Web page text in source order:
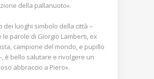
della pallanuoto».
dei luoghi simbolo della città –
le parole di Giorgio Lamberti, ex
campione del mondo, e pupillo
, è bello salutare e rivolgere un
abbraccio a Piero».